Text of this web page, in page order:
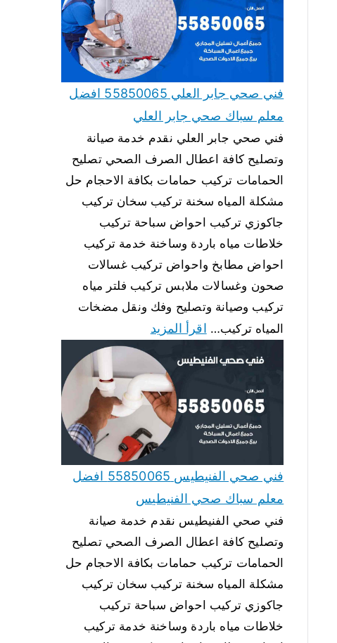
فني صحي جابر العلي 55850065 افضل
معلم سباك صحي جابر العلي
فني صحي جابر العلي نقدم خدمة صيانة
وتصليح كافة اعطال الصرف الصحي تصليح
الحمامات تركيب حمامات بكافة الاحجام حل
مشكلة المياه سخنة تركيب سخان تركيب
جاكوزي تركيب احواض سباحة تركيب
خلاطات مياه باردة وساخنة خدمة تركيب
احواض مطابخ واحواض تركيب غسالات
صحون وغسالات ملابس تركيب فلتر مياه
تركيب وصيانة وتصليح وفك ونقل مضخات
المياه تركيب… اقرأ المزيد
فني صحي الفنيطيس 55850065 افضل
معلم سباك صحي الفنيطيس
فني صحي الفنيطيس نقدم خدمة صيانة
وتصليح كافة اعطال الصرف الصحي تصليح
الحمامات تركيب حمامات بكافة الاحجام حل
مشكلة المياه سخنة تركيب سخان تركيب
جاكوزي تركيب احواض سباحة تركيب
خلاطات مياه باردة وساخنة خدمة تركيب